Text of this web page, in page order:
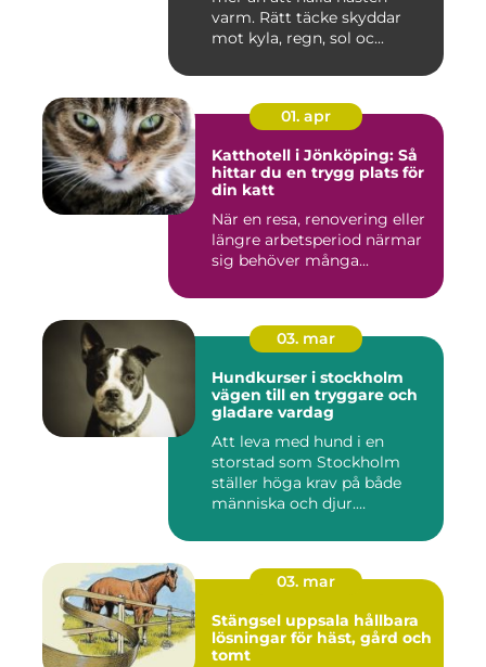
varm. Rätt täcke skyddar
mot kyla, regn, sol oc...
01. apr
Katthotell i Jönköping: Så
hittar du en trygg plats för
din katt
När en resa, renovering eller
längre arbetsperiod närmar
sig behöver många...
03. mar
Hundkurser i stockholm
vägen till en tryggare och
gladare vardag
Att leva med hund i en
storstad som Stockholm
ställer höga krav på både
människa och djur.
03. mar
Stängsel uppsala hållbara
lösningar för häst, gård och
tomt